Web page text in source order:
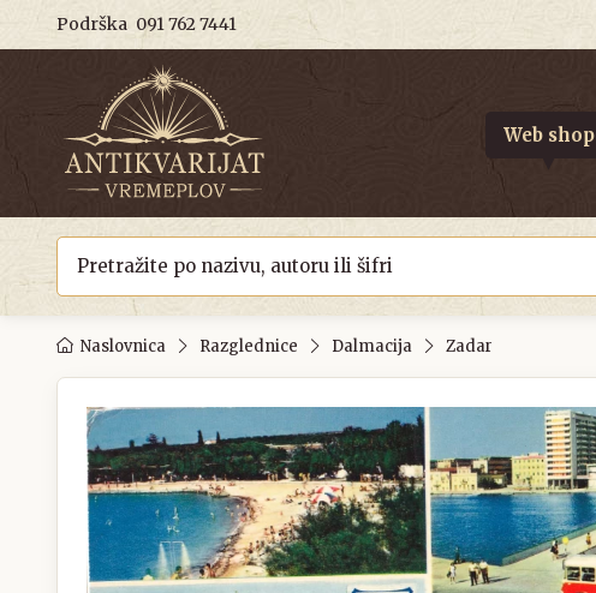
Podrška 091 762 7441
Web shop
Naslovnica Razglednice Dalmacija Zadar